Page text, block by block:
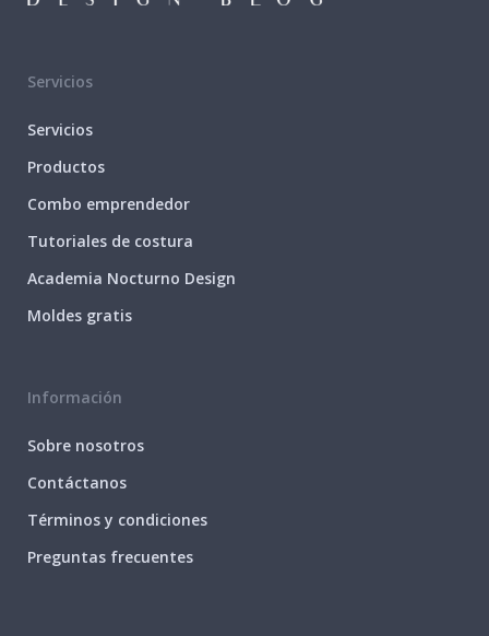
Servicios
Servicios
Productos
Combo emprendedor
Tutoriales de costura
Academia Nocturno Design
Moldes gratis
Información
Sobre nosotros
Contáctanos
Términos y condiciones
Preguntas frecuentes